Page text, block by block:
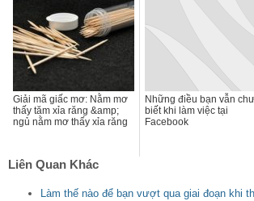
Giải mã giấc mơ: Nằm mơ
thấy tăm xỉa răng &amp;
ngủ nằm mơ thấy xỉa răng
Những điều bạn vẫn
biết khi làm việc tại
Facebook
Liên Quan Khác
Làm thế nào để bạn vượt qua giai đoạn khi